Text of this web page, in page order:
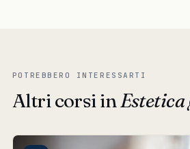
POTREBBERO INTERESSARTI
Altri corsi inEstetica